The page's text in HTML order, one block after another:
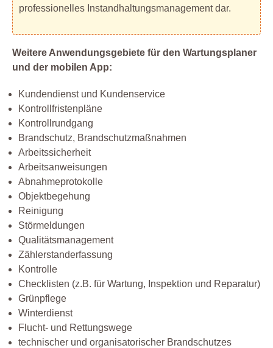
professionelles Instandhaltungsmanagement dar.
Weitere Anwendungsgebiete für den Wartungsplaner
und der mobilen App:
Kundendienst und Kundenservice
Kontrollfristenpläne
Kontrollrundgang
Brandschutz, Brandschutzmaßnahmen
Arbeitssicherheit
Arbeitsanweisungen
Abnahmeprotokolle
Objektbegehung
Reinigung
Störmeldungen
Qualitätsmanagement
Zählerstanderfassung
Kontrolle
Checklisten (z.B. für Wartung, Inspektion und Reparatur)
Grünpflege
Winterdienst
Flucht- und Rettungswege
technischer und organisatorischer Brandschutzes